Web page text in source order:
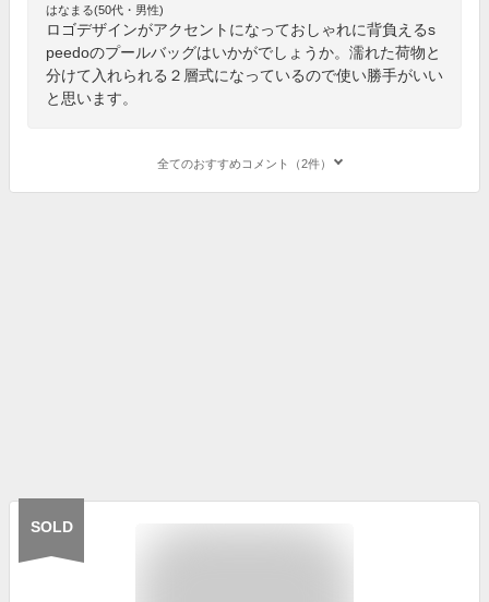
はなまる(50代・男性)
ロゴデザインがアクセントになっておしゃれに背負えるs
peedoのプールバッグはいかがでしょうか。濡れた荷物と
分けて入れられる２層式になっているので使い勝手がいい
と思います。
全てのおすすめコメント（2件）
SOLD